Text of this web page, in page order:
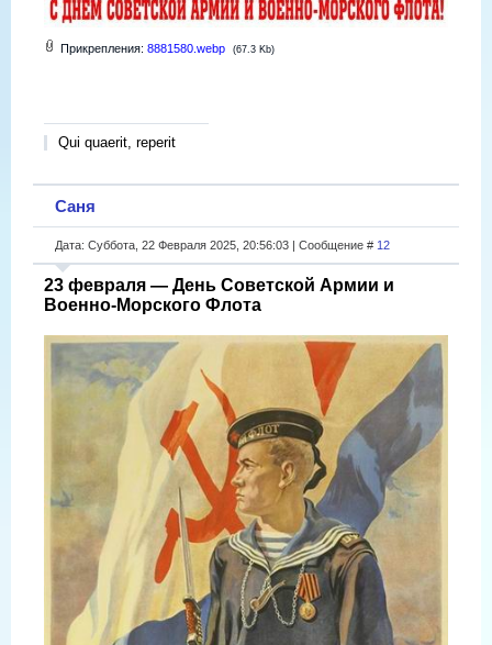
Прикрепления: 8881580.webp (67.3 Kb)
Qui quaerit, reperit
Саня
Дата: Суббота, 22 Февраля 2025, 20:56:03 | Сообщение # 12
23 февраля — День Советской Армии и
Военно-Морского Флота